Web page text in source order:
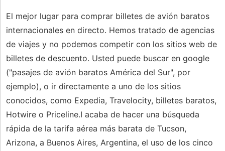
El mejor lugar para comprar billetes de avión baratos
internacionales en directo. Hemos tratado de agencias
de viajes y no podemos competir con los sitios web de
billetes de descuento. Usted puede buscar en google
("pasajes de avión baratos América del Sur", por
ejemplo), o ir directamente a uno de los sitios
conocidos, como Expedia, Travelocity, billetes baratos,
Hotwire o Priceline.I acaba de hacer una búsqueda
rápida de la tarifa aérea más barata de Tucson,
Arizona, a Buenos Aires, Argentina, el uso de los cinco